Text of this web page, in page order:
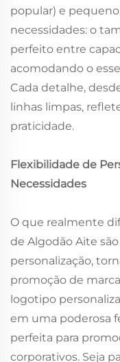
popular) e
necessidades: o
perfeito entre
acomodando o
Cada detalhe,
linhas limpas,
praticidade.
Flexibilidade de
Necessidades
O que realmente
de Algodão Aite
personalização,
promoção de
logotipo
em uma poderosa
perfeita para
corporativos. Seja